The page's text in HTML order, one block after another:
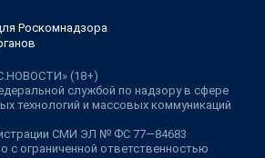
Роскомнадзора
(18+)
службой по надзору в сфере
технологий и массовых коммуникаций
СМИ ЭЛ № ФС 77—84683
с ограниченной ответственностью